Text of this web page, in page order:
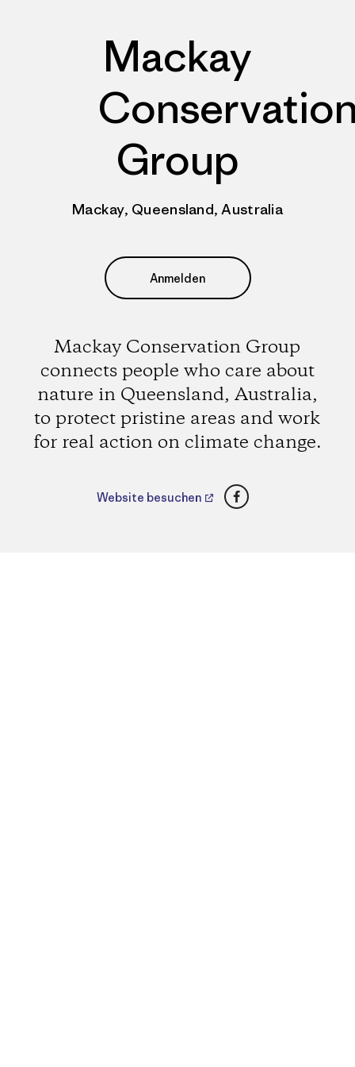
Mackay
Group
Mackay, Queensland, Australia
Anmelden
Mackay Conservation Group
connects people who care about
nature in Queensland, Australia,
to protect pristine areas and work
for real action on climate change.
Website besuchen Facebook